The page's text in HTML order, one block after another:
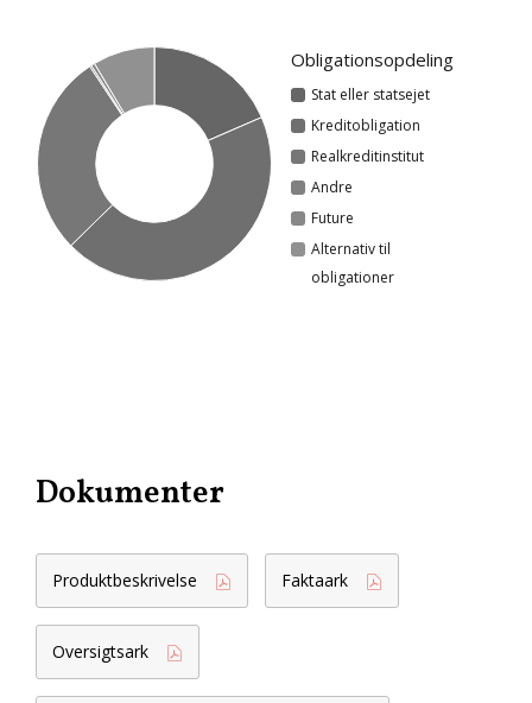
Obligationsopdeling
Stat eller statsejet
Kreditobligation
Realkreditinstitut
Andre
Future
Alternativ til
obligationer
Dokumenter
Produktbeskrivelse Faktaark
Oversigtsark